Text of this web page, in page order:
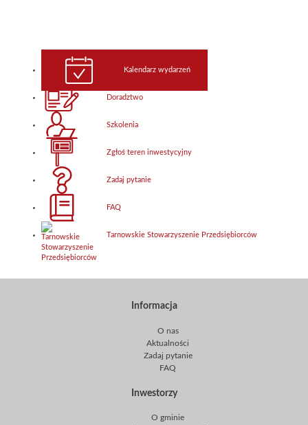
Kalendarz wydarzeń
Doradztwo
Szkolenia
Zgłoś teren inwestycyjny
Zadaj pytanie
FAQ
Tarnowskie Stowarzyszenie Przedsiębiorców
Informacja
O nas
Aktualności
Zadaj pytanie
FAQ
Inwestorzy
O gminie